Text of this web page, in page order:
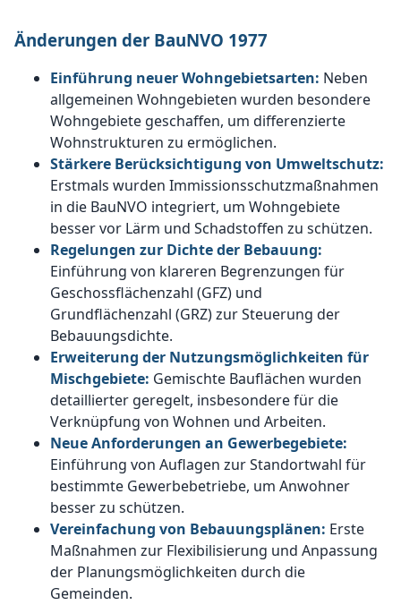
Änderungen der BauNVO 1977
Einführung neuer Wohngebietsarten: Neben
allgemeinen Wohngebieten wurden besondere
Wohngebiete geschaffen, um differenzierte
Wohnstrukturen zu ermöglichen.
Stärkere Berücksichtigung von Umweltschutz:
Erstmals wurden Immissionsschutzmaßnahmen
in die BauNVO integriert, um Wohngebiete
besser vor Lärm und Schadstoffen zu schützen.
Regelungen zur Dichte der Bebauung:
Einführung von klareren Begrenzungen für
Geschossflächenzahl (GFZ) und
Grundflächenzahl (GRZ) zur Steuerung der
Bebauungsdichte.
Erweiterung der Nutzungsmöglichkeiten für
Mischgebiete: Gemischte Bauflächen wurden
detaillierter geregelt, insbesondere für die
Verknüpfung von Wohnen und Arbeiten.
Neue Anforderungen an Gewerbegebiete:
Einführung von Auflagen zur Standortwahl für
bestimmte Gewerbebetriebe, um Anwohner
besser zu schützen.
Vereinfachung von Bebauungsplänen: Erste
Maßnahmen zur Flexibilisierung und Anpassung
der Planungsmöglichkeiten durch die
Gemeinden.